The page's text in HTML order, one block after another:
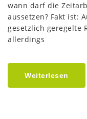
wann darf die
aussetzen? Fakt ist:
gesetzlich geregelte
allerdings
Weiterlesen